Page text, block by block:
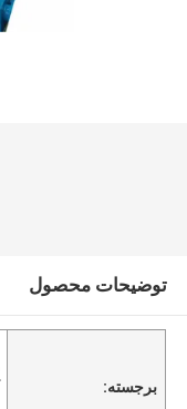
توضیحات محصول
برجسته: